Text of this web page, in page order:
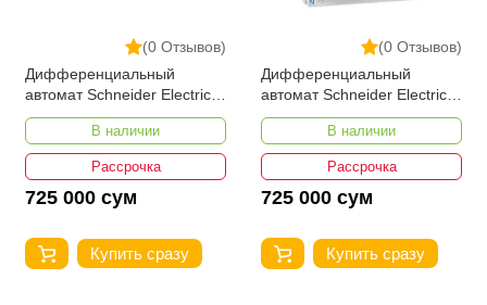
(0 Отзывов)
Дифференциальный
автомат Schneider Electric
A9R41440 iID 4P 40A 30мА
В наличии
Рассрочка
725 000 сум
Купить сразу
(0 Отзывов)
Дифференциальный
автомат Schneider Electric
A9R41425 Acti 9 УЗО iID 4P
25А 30мАВ наличии
Рассрочка
725 000 сум
Купить сразу